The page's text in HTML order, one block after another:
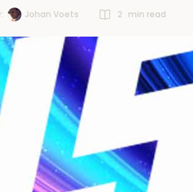
Johan Voets 2 min read